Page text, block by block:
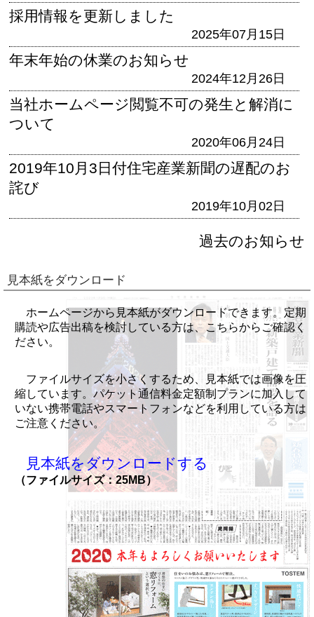
採用情報を更新しました
2025年07月15日
年末年始の休業のお知らせ
2024年12月26日
当社ホームページ閲覧不可の発生と解消に
ついて
2020年06月24日
2019年10月3日付住宅産業新聞の遅配のお
詫び
2019年10月02日
過去のお知らせ
見本紙をダウンロード
ホームページから見本紙がダウンロードできます。定期
購読や広告出稿を検討している方は、こちらからご確認く
ださい。
ファイルサイズを小さくするため、見本紙では画像を圧
縮しています。パケット通信料金定額制プランに加入して
いない携帯電話やスマートフォンなどを利用している方は
ご注意ください。
見本紙をダウンロードする
（ファイルサイズ：25MB）